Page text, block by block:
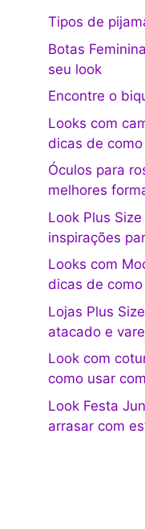
Tipos de
Botas
seu look
Encontre o
Looks com
dicas de
Óculos para
melhores
Look Plus
inspirações
Looks com
dicas de como
Lojas Plus
atacado e
Look com
como usar
Look Festa
arrasar com